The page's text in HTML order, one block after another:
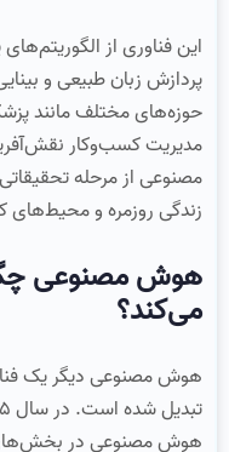
این فناوری از
پردازش زبان طبیعی و
حوزه‌های مختلف مانند
مدیریت کسب‌وکار
مصنوعی از مرحله
زندگی روزمره و
هوش مصنوعی
می‌کند؟
هوش مصنوعی دیگر یک
هوش مصنوعی در بخش‌های